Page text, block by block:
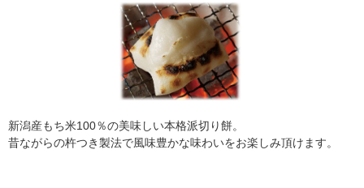
新潟産もち米100％の美味しい本格派切り餅。
昔ながらの杵つき製法で風味豊かな味わいをお楽しみ頂けます。